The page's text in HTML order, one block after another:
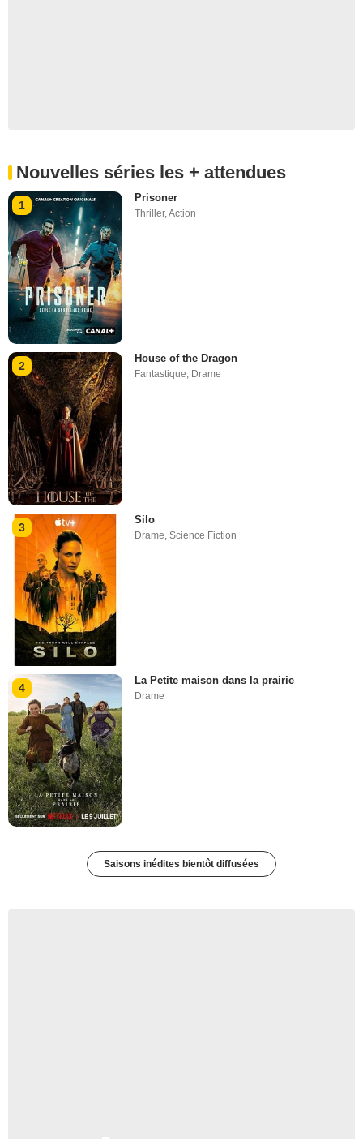
Nouvelles séries les + attendues
1
Prisoner
Thriller,Action
2
House of the Dragon
Fantastique, Drame
3
Silo
Drame ,Science Fiction
4
La Petite maison dans la prairie
Drame
Saisons inédites bientôt diffusées